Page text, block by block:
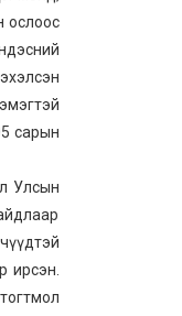
ослоос
сарын
Улсын
ирсэн.